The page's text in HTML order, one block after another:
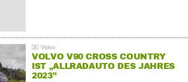
VOLVO V90 CROSS COUNTRY
IST „ALLRADAUTO DES JAHRES
2023”